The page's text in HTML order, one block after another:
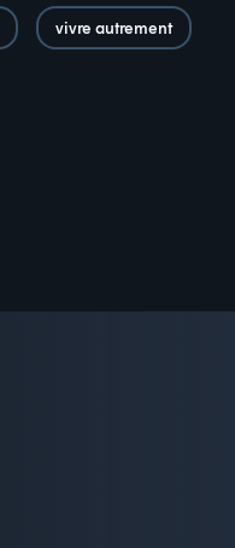
vivre autrement